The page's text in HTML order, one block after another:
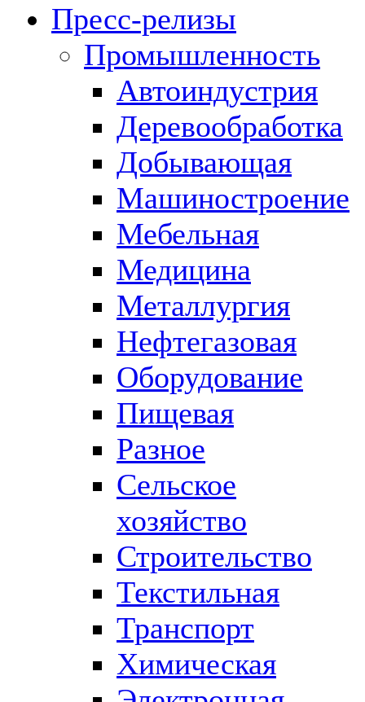
Пресс-релизы
Промышленность
Автоиндустрия
Деревообработка
Добывающая
Машиностроение
Мебельная
Медицина
Металлургия
Нефтегазовая
Оборудование
Пищевая
Разное
Сельское
хозяйство
Строительство
Текстильная
Транспорт
Химическая